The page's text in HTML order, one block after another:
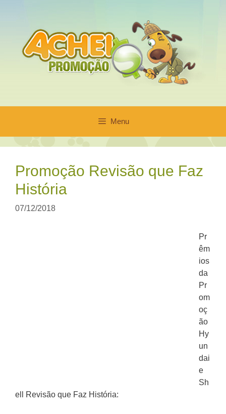
conteúdo
Menu
Promoção Revisão que Faz
História
07/12/2018
Pr
êm
ios
da
Pr
om
oç
ão
Hy
un
dai
e
Sh
ell Revisão que Faz História: